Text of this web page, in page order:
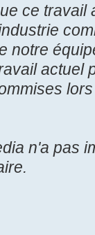
ce travail
notre
actuel
n'a pas